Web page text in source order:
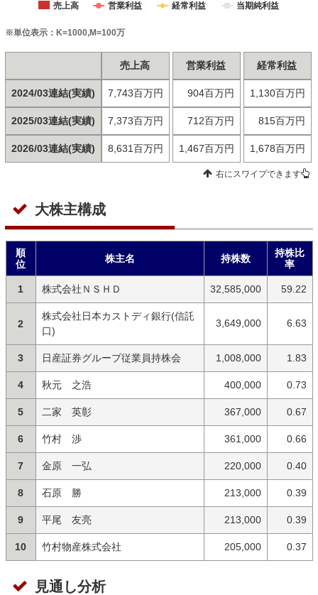
売上高 営業利益 経常利益 当期純利益
※単位表示：K=1000,M=100万
2024/03連結(実績)
2025/03連結(実績)
2026/03連結(実績)
売上高
7,743百万円
7,373百万円
8,631百万円
営業利益
904百万円
712百万円
1,467百万円
経常利益
1,130百万円
815百万円
1,678百万円
右にスワイプできます
大株主構成
順
位
株主名 持株数
持株比
率
1 株式会社ＮＳＨＤ 32,585,000 59.22
2
株式会社日本カストディ銀行(信託
口)
3,649,000 6.63
3 日産証券グループ従業員持株会 1,008,000 1.83
4 秋元 之浩 400,000 0.73
5 二家 英彰 367,000 0.67
6 竹村 渉 361,000 0.66
7 金原 一弘 220,000 0.40
8 石原 勝 213,000 0.39
9 平尾 友亮 213,000 0.39
10 竹村物産株式会社 205,000 0.37
見通し分析